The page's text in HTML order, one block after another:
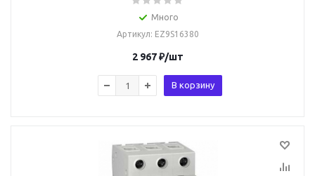
Много
Артикул: EZ9S16380
2 967₽/шт
В корзину